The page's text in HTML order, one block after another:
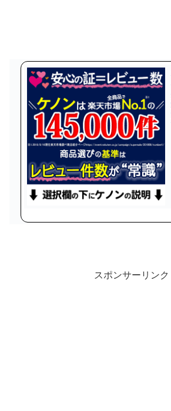
スポンサーリンク